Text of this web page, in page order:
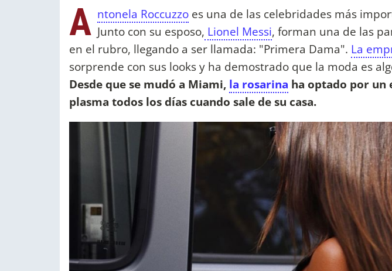
A ntonela Roccuzzo es una de las celebridades más
Junto con su esposo, Lionel Messi, forman una de las
en el rubro, llegando a ser llamada: "Primera Dama". La
sorprende con sus looks y ha demostrado que la moda es
Desde que se mudó a Miami, la rosarina ha optado por un
plasma todos los días cuando sale de su casa.